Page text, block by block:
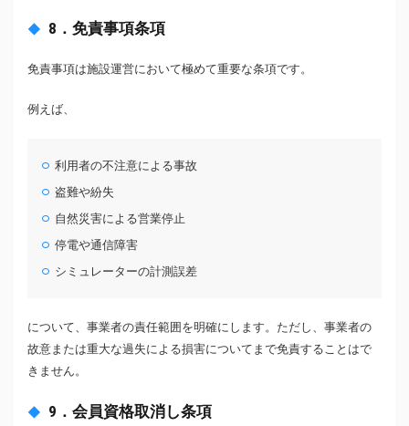
8．免責事項条項
免責事項は施設運営において極めて重要な条項です。
例えば、
利用者の不注意による事故
盗難や紛失
自然災害による営業停止
停電や通信障害
シミュレーターの計測誤差
について、事業者の責任範囲を明確にします。ただし、事業者の
故意または重大な過失による損害についてまで免責することはで
きません。
9．会員資格取消し条項